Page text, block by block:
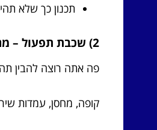
תכנון כך שלא
2) שכבת תפעול – מה קורה בפנים בזמן עבודה?
פה אתה רוצה להבין
קופה, מחסן, עמדות